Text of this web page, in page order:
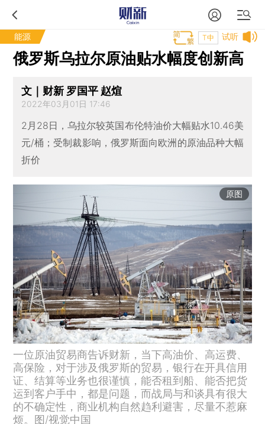
能源 试听
T中
俄罗斯乌拉尔原油贴水幅度创新高
文｜财新 罗国平 赵煊
2022年03月01日 17:46
2月28日，乌拉尔较英国布伦特油价大幅贴水10.46美
元/桶；受制裁影响，俄罗斯面向欧洲的原油品种大幅
折价
原图
一位原油贸易商告诉财新，当下高油价、高运费、
高保险，对于涉及俄罗斯的贸易，银行在开具信用
证、结算等业务也很谨慎，能否租到船、能否把货
运到客户手中，都是问题，而战局与和谈具有很大
的不确定性，商业机构自然趋利避害，尽量不惹麻
烦。图/视觉中国